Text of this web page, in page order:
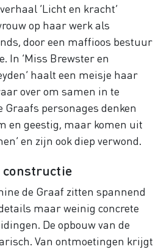
‘Licht en kracht’
op haar werk als
door een maffioos bestuur
In ‘Miss Brewster en
haalt een meisje haar
over om samen in te
Graafs personages denken
en geestig, maar komen uit
en zijn ook diep verwond.
constructie
de Graaf zitten spannend
maar weinig concrete
De opbouw van de
Van ontmoetingen krijgt